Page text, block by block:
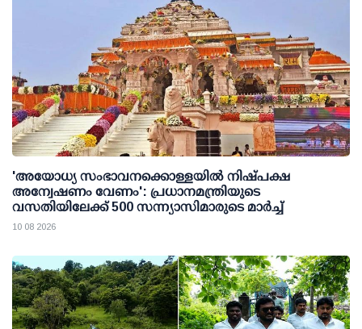
'അയോധ്യ സംഭാവനക്കൊള്ളയില്‍ നിഷ്പക്ഷ
അന്വേഷണം വേണം': പ്രധാനമന്ത്രിയുടെ
വസതിയിലേക്ക് 500 സന്ന്യാസിമാരുടെ മാര്‍ച്ച്
10 08 2026